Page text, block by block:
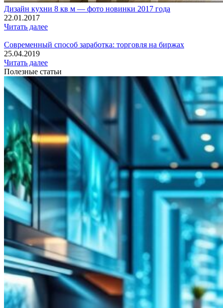
Дизайн кухни 8 кв м — фото новинки 2017 года
22.01.2017
Читать далее
Современный способ заработка: торговля на биржах
25.04.2019
Читать далее
Полезные статьи